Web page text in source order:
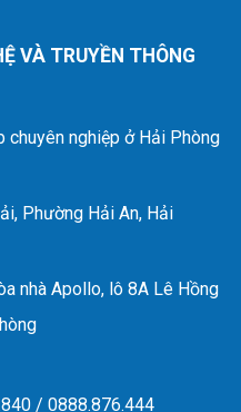
VÀ TRUYỀN THÔNG
chuyên nghiệp ở Hải Phòng
Phường Hải An, Hải
nhà Apollo, lô 8A Lê Hồng
/ 0888.876.444